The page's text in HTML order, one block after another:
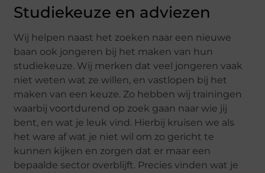
Studiekeuze en adviezen
Wij helpen naast het zoeken naar een nieuwe
baan ook jongeren bij het maken van hun
studiekeuze. Wij merken dat veel jongeren vaak
niet weten wat ze willen, en vastlopen bij het
maken van een keuze. Zo hebben wij trainingen
waarbij voortdurend op zoek gaan naar wie jij
bent, en wat je leuk vind. Hierbij kruisen we als
het ware af wat je niet wil om zo gericht te
kunnen kijken en zorgen dat er maar een
bepaalde sector overblijft. Precies vinden wat je